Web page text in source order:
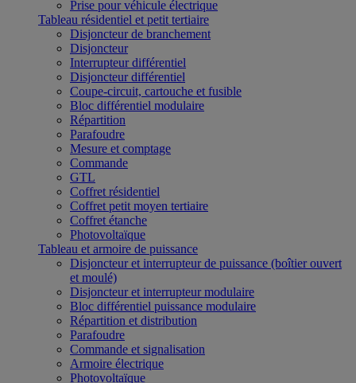
Prise pour véhicule électrique
Tableau résidentiel et petit tertiaire
Disjoncteur de branchement
Disjoncteur
Interrupteur différentiel
Disjoncteur différentiel
Coupe-circuit, cartouche et fusible
Bloc différentiel modulaire
Répartition
Parafoudre
Mesure et comptage
Commande
GTL
Coffret résidentiel
Coffret petit moyen tertiaire
Coffret étanche
Photovoltaïque
Tableau et armoire de puissance
Disjoncteur et interrupteur de puissance (boîtier ouvert
et moulé)
Disjoncteur et interrupteur modulaire
Bloc différentiel puissance modulaire
Répartition et distribution
Parafoudre
Commande et signalisation
Armoire électrique
Photovoltaïque